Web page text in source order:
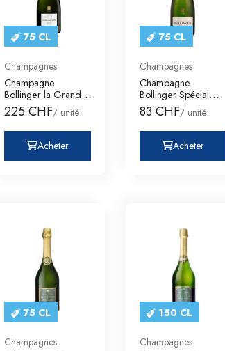
75 CL
Champagnes
Champagne
Bollinger la Grande
Année
225 CHF/ unité
Acheter
75 CL
Champagnes
Champagne
Bollinger Spécial
Cuvée Brut Etui
83 CHF/ unité
Acheter
75 CL
Champagnes
150 CL
Champagnes